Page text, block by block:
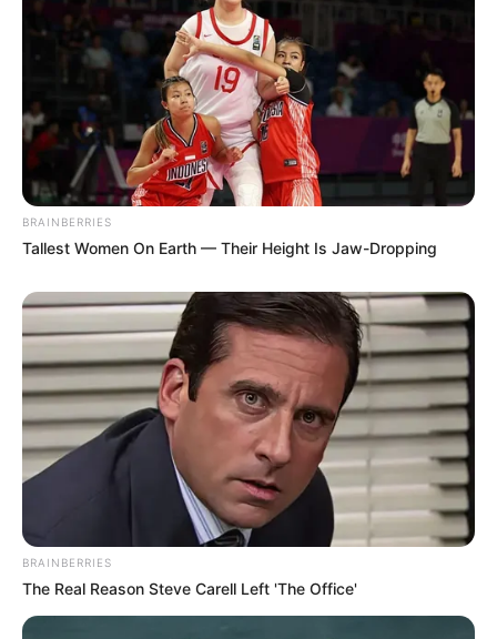
BRAINBERRIES
Tallest Women On Earth — Their Height Is Jaw-Dropping
BRAINBERRIES
The Real Reason Steve Carell Left 'The Office'